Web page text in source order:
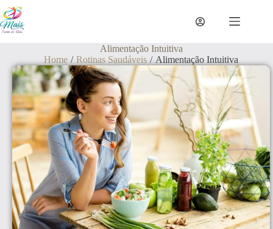
Alimentação Intuitiva
Home / Rotinas Saudáveis / Alimentação Intuitiva